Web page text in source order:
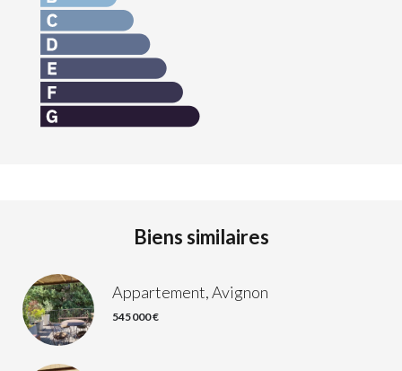
Biens similaires
Appartement, Avignon
545 000 €